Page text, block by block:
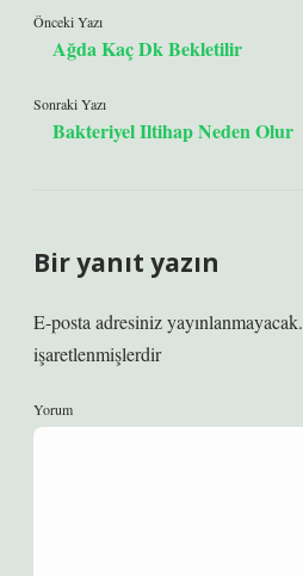
Önceki Yazı
Ağda Kaç Dk Bekletilir
Sonraki Yazı
Bakteriyel Iltihap Neden Olur
Bir yanıt yazın
E-posta adresiniz yayınlanmayacak.
işaretlenmişlerdir
Yorum